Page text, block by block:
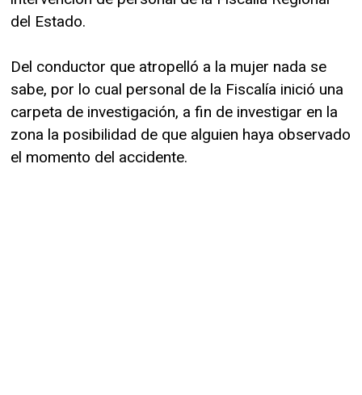
del Estado.
Del conductor que atropelló a la mujer nada se
sabe, por lo cual personal de la Fiscalía inició una
carpeta de investigación, a fin de investigar en la
zona la posibilidad de que alguien haya observado
el momento del accidente.